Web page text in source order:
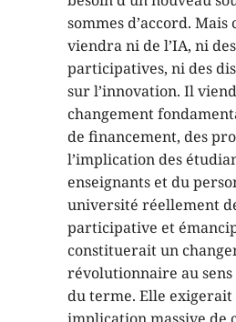
sommes d’accord. Mais
viendra ni de l’IA, ni
participatives, ni des
sur l’innovation. Il
changement
de financement, des
l’implication des
enseignants et du
université réellement
participative et
constituerait un
révolutionnaire au
du terme. Elle exigerait